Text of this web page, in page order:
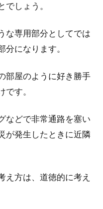
理解していても、管理費と共益
...
しょう。
な専用部分としてでは
になります。
部屋のように好き勝手
す。
などで非常通路を塞い
が発生したときに近隣
え方は、道徳的に考え